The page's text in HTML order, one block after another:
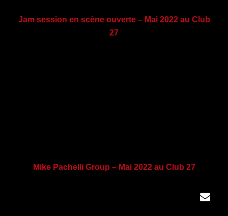
Jam session en scène ouverte – Mai 2022 au Club
27
Mike Pachelli Group – Mai 2022 au Club 27